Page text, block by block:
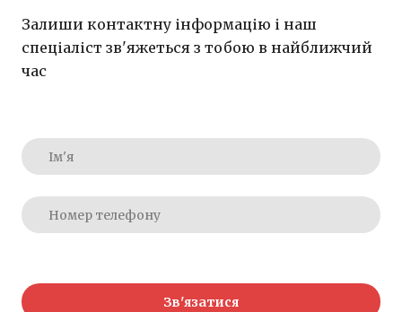
Залиши контактну інформацію і наш
спеціаліст зв'яжеться з тобою в найближчий
час
Зв'язатися